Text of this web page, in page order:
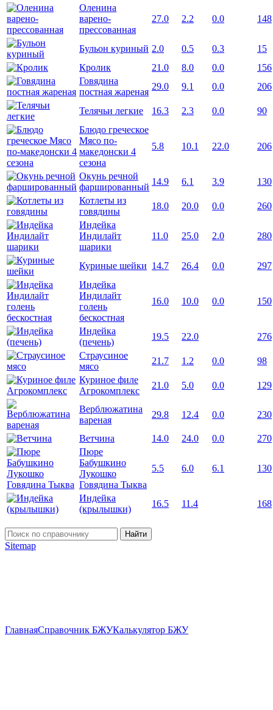
Оленина
варено-
прессованная
27.0 2.2 0.0 148
Бульон куриный 2.0 0.5 0.3
15
Кролик
21.0 8.0 0.0
156
Говядина
постная жареная
29.0 9.1 0.0 206
Телячьи легкие 16.3 2.3 0.0
90
Блюдо греческое
Мясо по-
македонски 4
сезона
5.8 10.1 22.0 206
Окунь речной
фаршированный
14.9 6.1 3.9
130
Котлеты из
говядины
18.0 20.0 0.0
260
Индейка
Индилайт
шарики
11.0 25.0 2.0 280
Куриные шейки 14.7 26.4 0.0
297
Индейка
Индилайт
голень
бескостная
16.0 10.0 0.0 150
Индейка
(печень)
19.5 22.0
276
Страусиное
мясо
21.7 1.2 0.0
98
Куриное филе
Агрокомплекс
21.0 5.0 0.0 129
Верблюжатина
вареная
29.8 12.4 0.0 230
Ветчина 14.0 24.0 0.0
270
Пюре
Бабушкино
Лукошко
Говядина Тыква
5.5 6.0 6.1 130
Индейка
(крылышки)
16.5 11.4 168
Найти
Sitemap
ГлавнаяСправочник БЖУКалькулятор БЖУ